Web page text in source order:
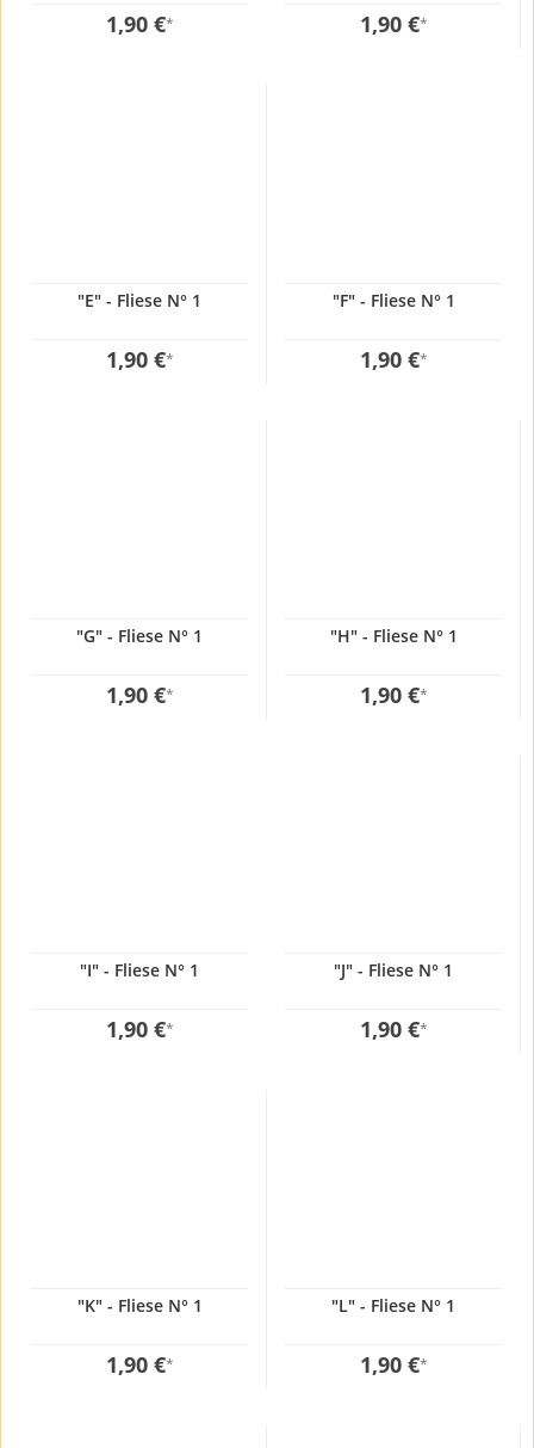
1,90 €* 1,90 €*
"E" - Fliese N° 1
1,90 €*
"F" - Fliese N° 1
1,90 €*
"G" - Fliese N° 1
1,90 €*
"H" - Fliese N° 1
1,90 €*
"I" - Fliese N° 1
1,90 €*
"J" - Fliese N° 1
1,90 €*
"K" - Fliese N° 1
1,90 €*
"L" - Fliese N° 1
1,90 €*